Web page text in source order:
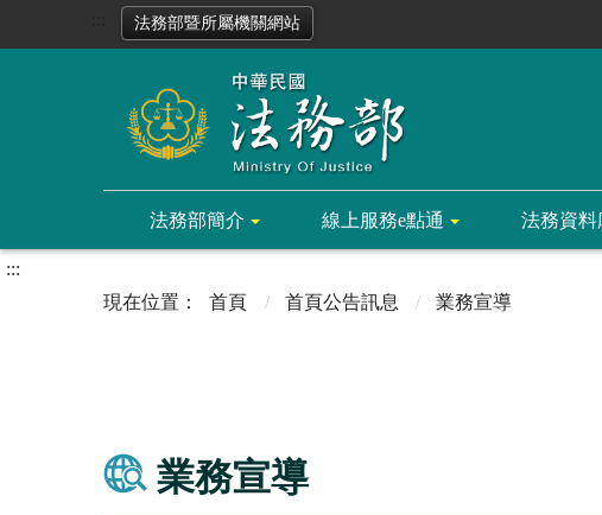
法務部暨所屬機關網站
法務部簡介 線上服務e點通 法務資料
:::
首頁
首頁公告訊息 業務宣導
業務宣導